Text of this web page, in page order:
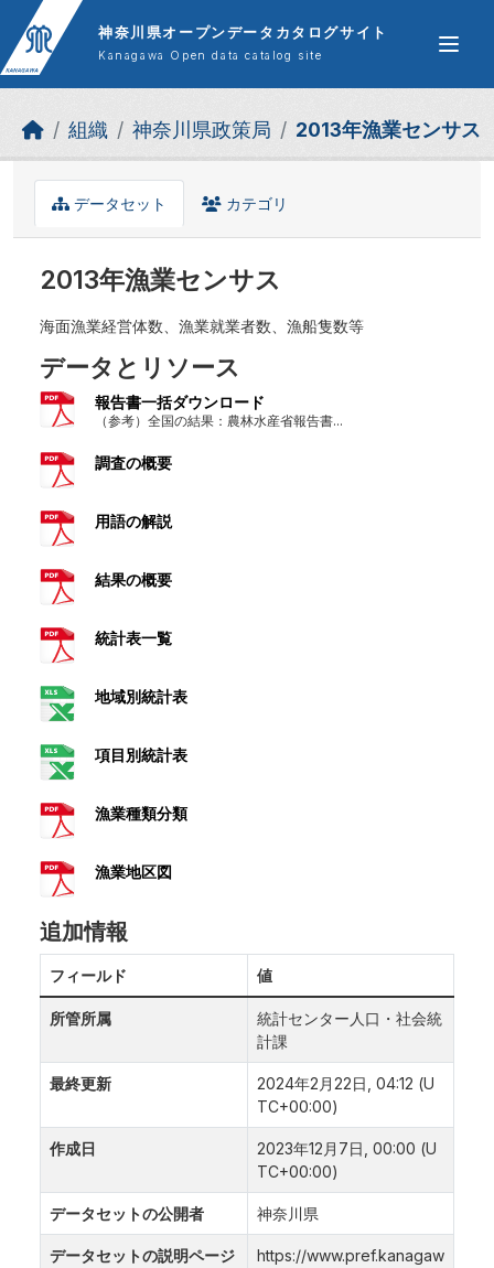
Skip to main content
神奈川県オープンデータカタログサイト
Kanagawa Open data catalog site
組織 神奈川県政策局 2013年漁業センサス
データセット カテゴリ
2013年漁業センサス
海面漁業経営体数、漁業就業者数、漁船隻数等
データとリソース
報告書一括ダウンロード
（参考）全国の結果：農林水産省報告書...
調査の概要
用語の解説
結果の概要
統計表一覧
地域別統計表
項目別統計表
漁業種類分類
漁業地区図
追加情報
フィールド 値
所管所属
統計センター人口・社会統
計課
最終更新
2024年2月22日, 04:12 (U
TC+00:00)
作成日
2023年12月7日, 00:00 (U
TC+00:00)
データセットの公開者 神奈川県
データセットの説明ページ
https://www.pref.kanagaw